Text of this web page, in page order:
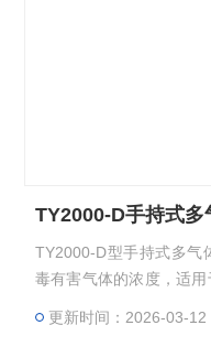
TY2000-D手持式多
TY2000-D型手持式多气
毒有害气体的浓度，适用
更新时间：2026-03-12